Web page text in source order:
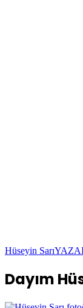
Hüseyin Sarı
Dayım